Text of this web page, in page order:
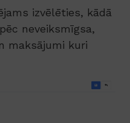
izvēlēties, kādā
neveiksmīgsa,
maksājumi kuri